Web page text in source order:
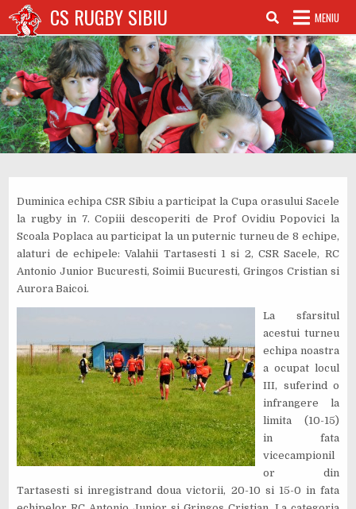
conținut
CS RUGBY SIBIU MENIU
Duminica echipa CSR Sibiu a participat la Cupa orasului Sacele
la rugby in 7. Copiii descoperiti de Prof Ovidiu Popovici la
Scoala Poplaca au participat la un puternic turneu de 8 echipe,
alaturi de echipele: Valahii Tartasesti 1 si 2, CSR Sacele, RC
Antonio Junior Bucuresti, Soimii Bucuresti, Gringos Cristian si
Aurora Baicoi.
La sfarsitul
acestui turneu
echipa noastra
a ocupat locul
III, suferind o
infrangere la
limita (10-15)
in fata
vicecampionil
or din
Tartasesti si inregistrand doua victorii, 20-10 si 15-0 in fata